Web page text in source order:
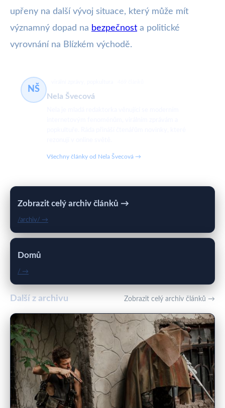
upřeny na další vývoj situace, který může mít
významný dopad na bezpečnost a politické
vyrovnání na Blízkém východě.
NŠ
Nela Švecová
Všechny články od Nela Švecová →
Zobrazit celý archiv článků →
/archiv/ →
Domů
/ →
Další z archivu Zobrazit celý archiv článků →